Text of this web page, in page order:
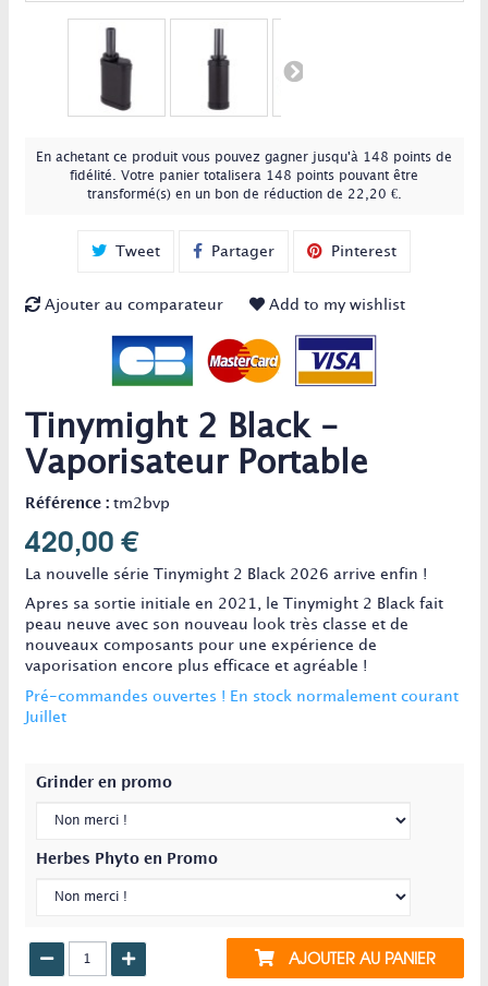
En achetant ce produit vous pouvez gagner jusqu'à 148 points de
fidélité . Votre panier totalisera 148 points pouvant être
transformé(s) en un bon de réduction de 22,20 €.
Tweet Partager Pinterest
Ajouter au comparateur Add to my wishlist
Tinymight 2 Black -
Vaporisateur Portable
Référence : tm2bvp
420,00 €
La nouvelle série Tinymight 2 Black 2026 arrive enfin !
Apres sa sortie initiale en 2021, le Tinymight 2 Black fait
peau neuve avec son nouveau look très classe et de
nouveaux composants pour une expérience de
vaporisation encore plus efficace et agréable !
Pré-commandes ouvertes ! En stock normalement courant
Juillet
Grinder en promo
Herbes Phyto en Promo
AJOUTER AU PANIER